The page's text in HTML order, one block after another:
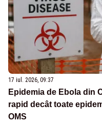
17 iul. 2026, 09:37
Epidemia de Ebola din
rapid decât toate
OMS